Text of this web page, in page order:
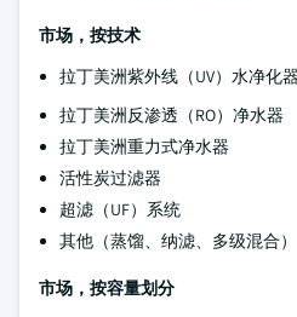
市场，按技术
拉丁美洲紫外线（UV）水净化器
拉丁美洲反渗透（RO）净水器
拉丁美洲重力式净水器
活性炭过滤器
超滤（UF）系统
其他（蒸馏、纳滤、多级混合）
市场，按容量划分